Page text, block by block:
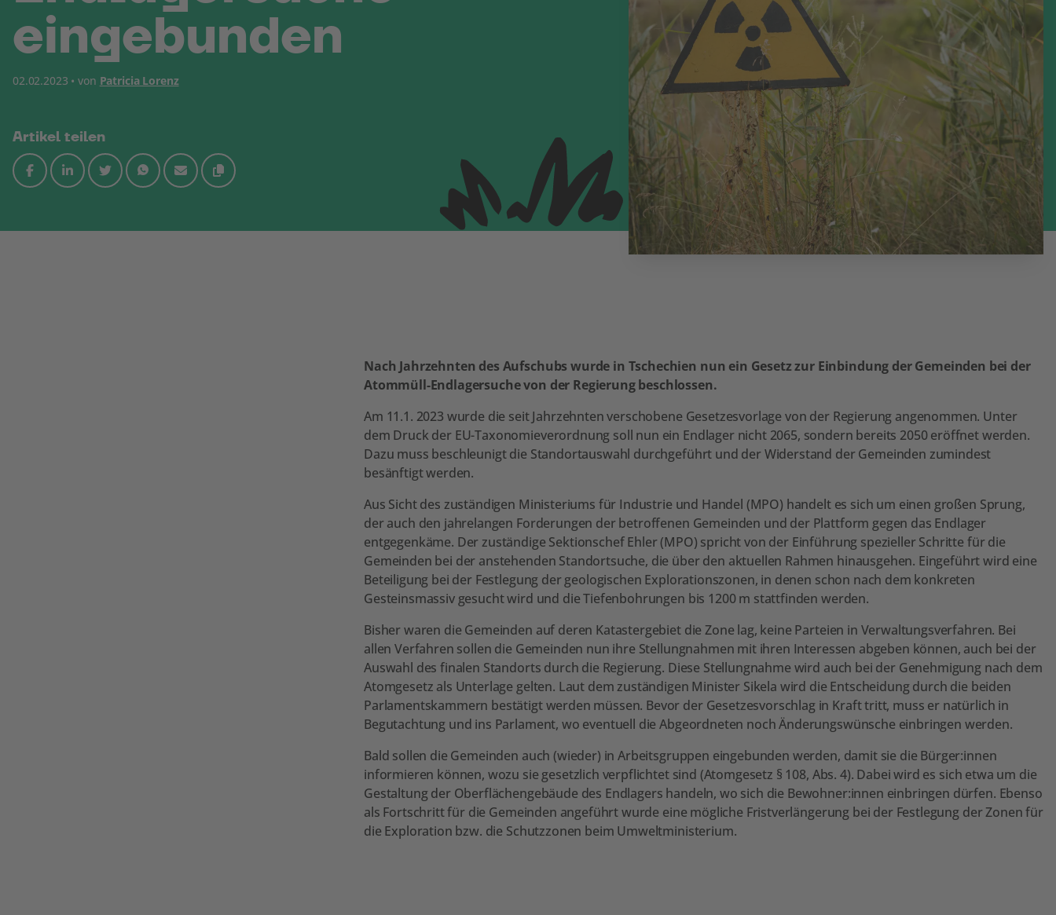
eingebunden
02.02.2023 • von Patricia Lorenz
Artikel teilen
Nach Jahrzehnten des Aufschubs wurde in Tschechien nun ein Gesetz zur Einbindung der Gemeinden bei der
Atommüll-Endlagersuche von der Regierung beschlossen.
Am 11.1. 2023 wurde die seit Jahrzehnten verschobene Gesetzesvorlage von der Regierung angenommen. Unter
dem Druck der EU-Taxonomieverordnung soll nun ein Endlager nicht 2065, sondern bereits 2050 eröffnet werden.
Dazu muss beschleunigt die Standortauswahl durchgeführt und der Widerstand der Gemeinden zumindest
besänftigt werden.
Aus Sicht des zuständigen Ministeriums für Industrie und Handel (MPO) handelt es sich um einen großen Sprung,
der auch den jahrelangen Forderungen der betroffenen Gemeinden und der Plattform gegen das Endlager
entgegenkäme. Der zuständige Sektionschef Ehler (MPO) spricht von der Einführung spezieller Schritte für die
Gemeinden bei der anstehenden Standortsuche, die über den aktuellen Rahmen hinausgehen. Eingeführt wird eine
Beteiligung bei der Festlegung der geologischen Explorationszonen, in denen schon nach dem konkreten
Gesteinsmassiv gesucht wird und die Tiefenbohrungen bis 1200 m stattfinden werden.
Bisher waren die Gemeinden auf deren Katastergebiet die Zone lag, keine Parteien in Verwaltungsverfahren. Bei
allen Verfahren sollen die Gemeinden nun ihre Stellungnahmen mit ihren Interessen abgeben können, auch bei der
Auswahl des finalen Standorts durch die Regierung. Diese Stellungnahme wird auch bei der Genehmigung nach dem
Atomgesetz als Unterlage gelten. Laut dem zuständigen Minister Sikela wird die Entscheidung durch die beiden
Parlamentskammern bestätigt werden müssen. Bevor der Gesetzesvorschlag in Kraft tritt, muss er natürlich in
Begutachtung und ins Parlament, wo eventuell die Abgeordneten noch Änderungswünsche einbringen werden.
Bald sollen die Gemeinden auch (wieder) in Arbeitsgruppen eingebunden werden, damit sie die Bürger:innen
informieren können, wozu sie gesetzlich verpflichtet sind (Atomgesetz § 108, Abs. 4). Dabei wird es sich etwa um die
Gestaltung der Oberflächengebäude des Endlagers handeln, wo sich die Bewohner:innen einbringen dürfen. Ebenso
als Fortschritt für die Gemeinden angeführt wurde eine mögliche Fristverlängerung bei der Festlegung der Zonen für
die Exploration bzw. die Schutzzonen beim Umweltministerium.